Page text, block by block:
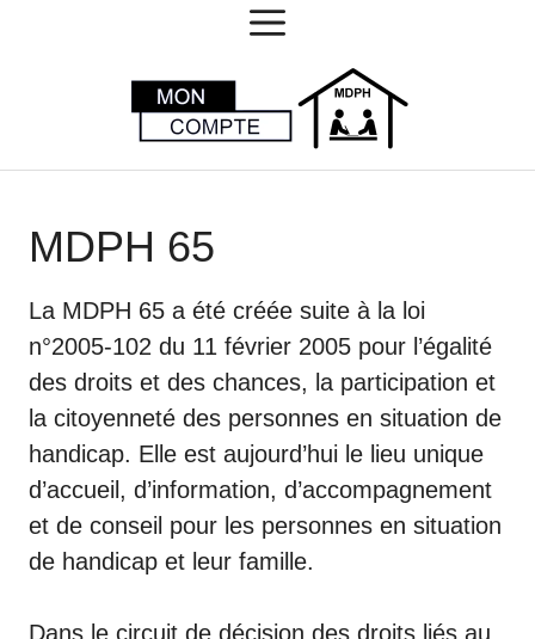
MENU
MDPH 65
La MDPH 65 a été créée suite à la loi
n°2005-102 du 11 février 2005 pour l’égalité
des droits et des chances, la participation et
la citoyenneté des personnes en situation de
handicap. Elle est aujourd’hui le lieu unique
d’accueil, d’information, d’accompagnement
et de conseil pour les personnes en situation
de handicap et leur famille.
Dans le circuit de décision des droits liés au